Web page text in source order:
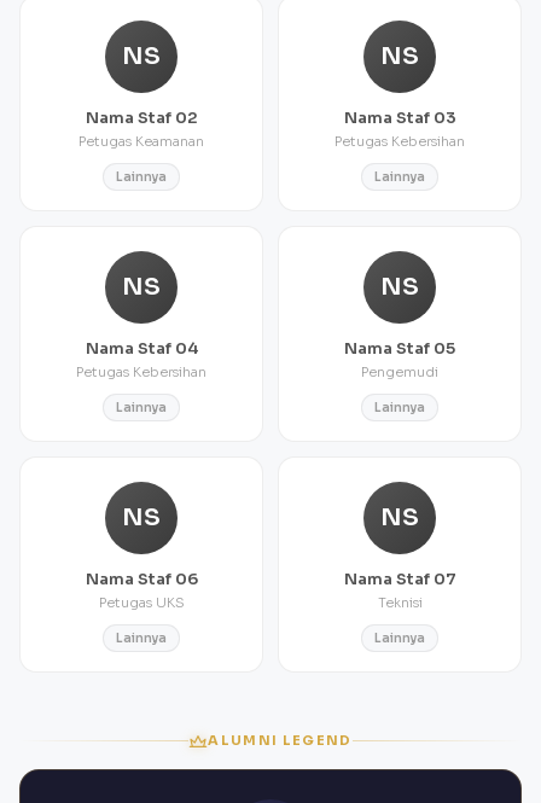
NS
Nama Staf 02
Petugas Keamanan
Lainnya
NS
Nama Staf 03
Petugas Kebersihan
Lainnya
NS
Nama Staf 04
Petugas Kebersihan
Lainnya
NS
Nama Staf 05
Pengemudi
Lainnya
NS
Nama Staf 06
Petugas UKS
Lainnya
NS
Nama Staf 07
Teknisi
Lainnya
ALUMNI LEGEND